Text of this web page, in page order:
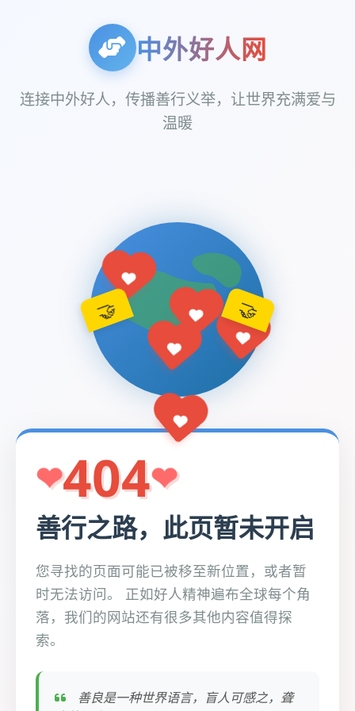
中外好人网
连接中外好人，传播善行义举，让世界充满爱与
温暖
🤝 🤝
404
善行之路，此页暂未开启
您寻找的页面可能已被移至新位置，或者暂
时无法访问。 正如好人精神遍布全球每个角
落，我们的网站还有很多其他内容值得探
索。
善良是一种世界语言，盲人可感之，聋